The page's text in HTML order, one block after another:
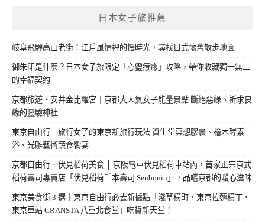
日本女子旅推薦
岐阜飛驒高山老街：江戶風情裡的慢時光，尋找日式懷舊散步地圖
御朱印是什麼？日本女子旅限定「心靈療癒」攻略，帶你收藏獨一無二
的幸福契約
京都旅遊．安井金比羅宮｜京都大人氣女子能量景點 斷絕惡緣、祈求良
緣的靈驗神社
東京自由行｜旅行女子的東京新旅行玩法 資生堂冥想膠囊、檜木酵素
浴、光雕藝術蔬食饗宴
京都自由行．伏見稻荷美食 │ 京阪電車伏見稻荷車站內，首家正宗京式
稻荷壽司專賣店「伏見稻荷千本壽司 Senbonin」，品嚐京都的暖心滋味
東京美食街 3 選｜東京自由行必去新據點「淺草橫町、東京拉麵橫丁、
東京車站 GRANSTA 八重北食堂」吃貨新天堂！